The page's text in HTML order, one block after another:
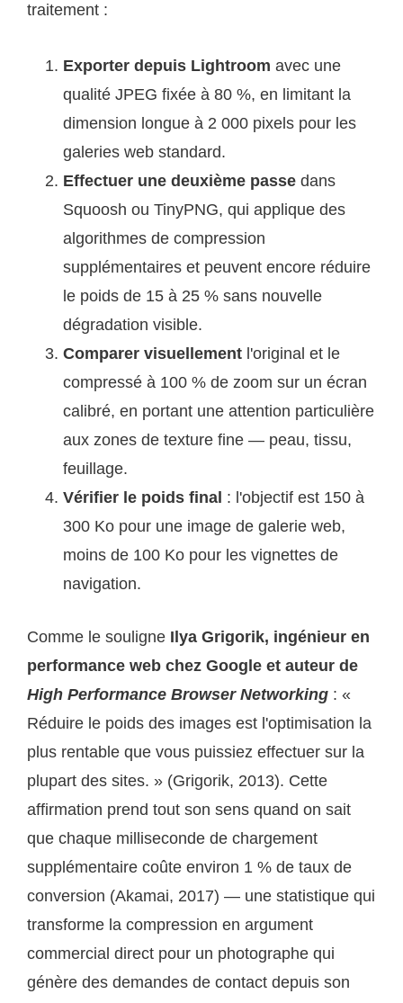
traitement :
Exporter depuis Lightroom avec une
qualité JPEG fixée à 80 %, en limitant la
dimension longue à 2 000 pixels pour les
galeries web standard.
Effectuer une deuxième passe dans
Squoosh ou TinyPNG, qui applique des
algorithmes de compression
supplémentaires et peuvent encore réduire
le poids de 15 à 25 % sans nouvelle
dégradation visible.
Comparer visuellement l'original et le
compressé à 100 % de zoom sur un écran
calibré, en portant une attention particulière
aux zones de texture fine — peau, tissu,
feuillage.
Vérifier le poids final : l'objectif est 150 à
300 Ko pour une image de galerie web,
moins de 100 Ko pour les vignettes de
navigation.
Comme le souligne Ilya Grigorik, ingénieur en
performance web chez Google et auteur de
High Performance Browser Networking : «
Réduire le poids des images est l'optimisation la
plus rentable que vous puissiez effectuer sur la
plupart des sites. » (Grigorik, 2013). Cette
affirmation prend tout son sens quand on sait
que chaque milliseconde de chargement
supplémentaire coûte environ 1 % de taux de
conversion (Akamai, 2017) — une statistique qui
transforme la compression en argument
commercial direct pour un photographe qui
génère des demandes de contact depuis son